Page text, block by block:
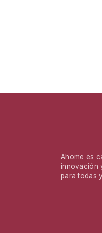
Ahome es
innovación
para todas